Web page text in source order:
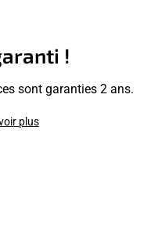
!
sont garanties 2 ans.
plus